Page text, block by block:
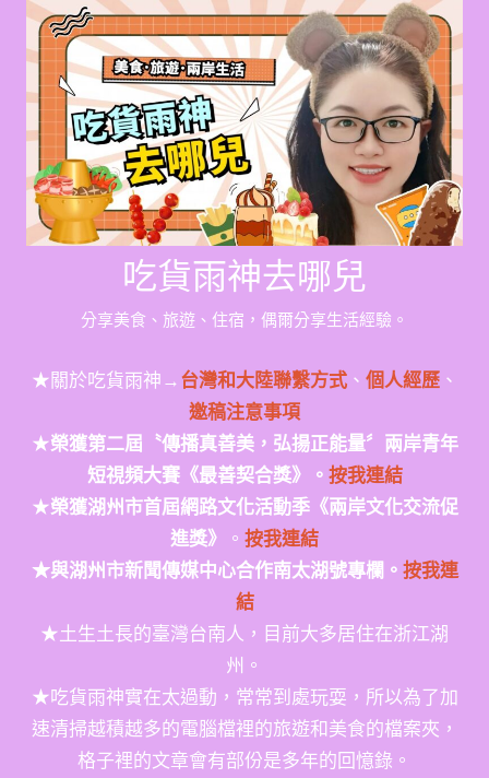
Skip
content
吃貨雨神去哪兒
分享美食、旅遊、住宿，偶爾分享生活經驗。
★關於吃貨雨神→台灣和大陸聯繫方式、 個人經歷、
邀稿注意事項
★榮獲第二屆〝傳播真善美，弘揚正能量〞兩岸青年
短視頻大賽《最善契合獎》。 按我連結
★榮獲湖州市首屆網路文化活動季《兩岸文化交流促
進獎》
。 按我連結
★與湖州市新聞傳媒中心合作南太湖號專欄。 按我連
結
★土生土長的臺灣台南人，目前大多居住在浙江湖
州。
★吃貨雨神實在太過動，常常到處玩耍，所以為了加
速清掃越積越多的電腦檔裡的旅遊和美食的檔案夾，
格子裡的文章會有部份是多年的回憶錄。